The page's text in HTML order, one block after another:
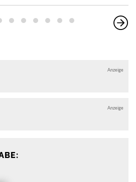
Anzeige
Anzeige